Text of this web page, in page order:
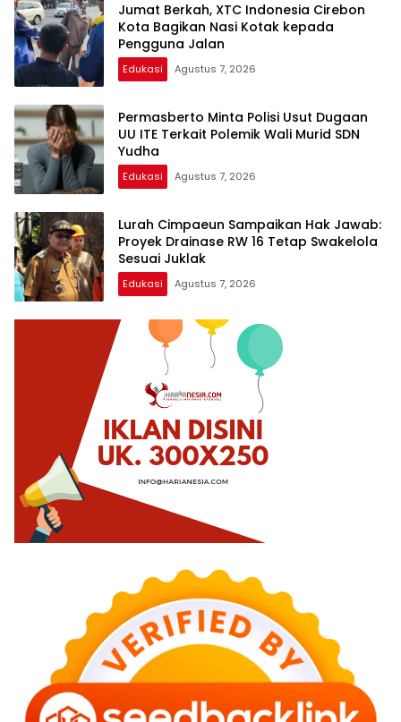
Jumat Berkah, XTC Indonesia Cirebon
Kota Bagikan Nasi Kotak kepada
Pengguna Jalan
Edukasi Agustus 7, 2026
Permasberto Minta Polisi Usut Dugaan
UU ITE Terkait Polemik Wali Murid SDN
Yudha
Edukasi Agustus 7, 2026
Lurah Cimpaeun Sampaikan Hak Jawab:
Proyek Drainase RW 16 Tetap Swakelola
Sesuai Juklak
Edukasi Agustus 7, 2026